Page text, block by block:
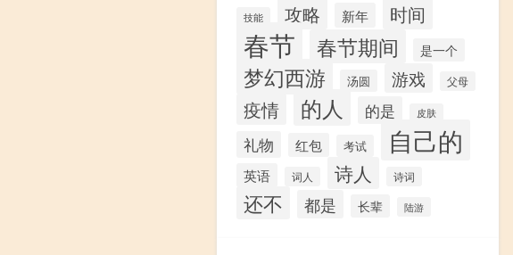
技能 攻略 新年 时间
春节 春节期间 是一个
梦幻西游 汤圆 游戏 父母
疫情 的人 的是 皮肤
礼物 红包 考试 自己的
英语 词人 诗人 诗词
还不 都是 长辈 陆游